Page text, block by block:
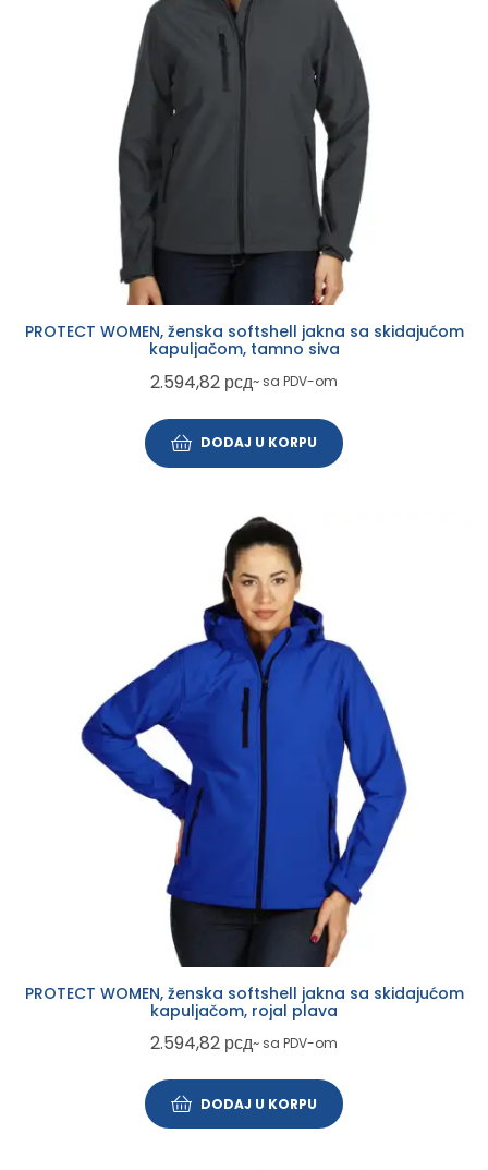
PROTECT WOMEN, ženska softshell jakna sa skidajućom
kapuljačom, tamno siva
2.594,82 рсд~ sa PDV-om
DODAJ U KORPU
PROTECT WOMEN, ženska softshell jakna sa skidajućom
kapuljačom, rojal plava
2.594,82 рсд~ sa PDV-om
DODAJ U KORPU